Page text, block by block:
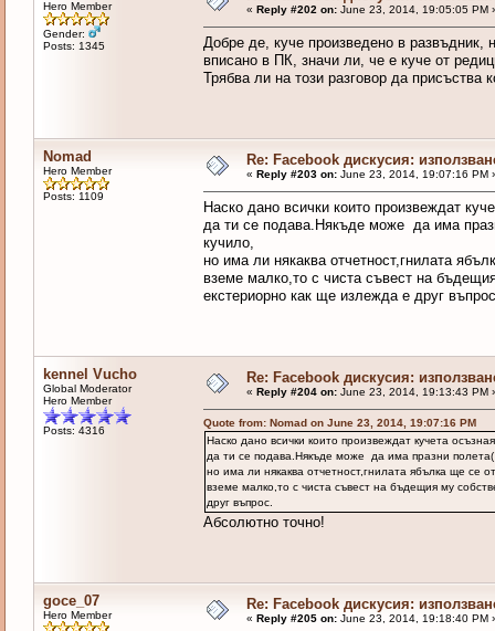
Hero Member
Gender:
Posts: 1345
« Reply #202 on:June 23, 2014, 19:05:05 PM
Добре де, куче произведено в развъдник,
вписано в ПК, значи ли, че е куче от
Трябва ли на този разговор да присъства
Nomad
Hero Member
Posts: 1109
Re: Facebook дискусия:
« Reply #203 on:June 23, 2014, 19:07:16 PM
Наско дано всички които произвеждат
да ти се подава.Някъде може да има
кучило,
но има ли някаква отчетност,гнилата
вземе малко,то с чиста съвест на
екстериорно как ще излежда е друг
kennel Vucho
Global Moderator
Hero Member
Posts: 4316
Re: Facebook дискусия:
« Reply #204 on:June 23, 2014, 19:13:43 PM
Quote from: Nomad on June 23, 2014, 19:07:16 PM
Наско дано всички които произвеждат кучета
да ти се подава.Някъде може да има празни
но има ли някаква отчетност,гнилата ябълка ще се
вземе малко,то с чиста съвест на бъдещия му
друг въпрос.
Абсолютно точно!
goce_07
Hero Member
Re: Facebook дискусия:
« Reply #205 on:June 23, 2014, 19:18:40 PM